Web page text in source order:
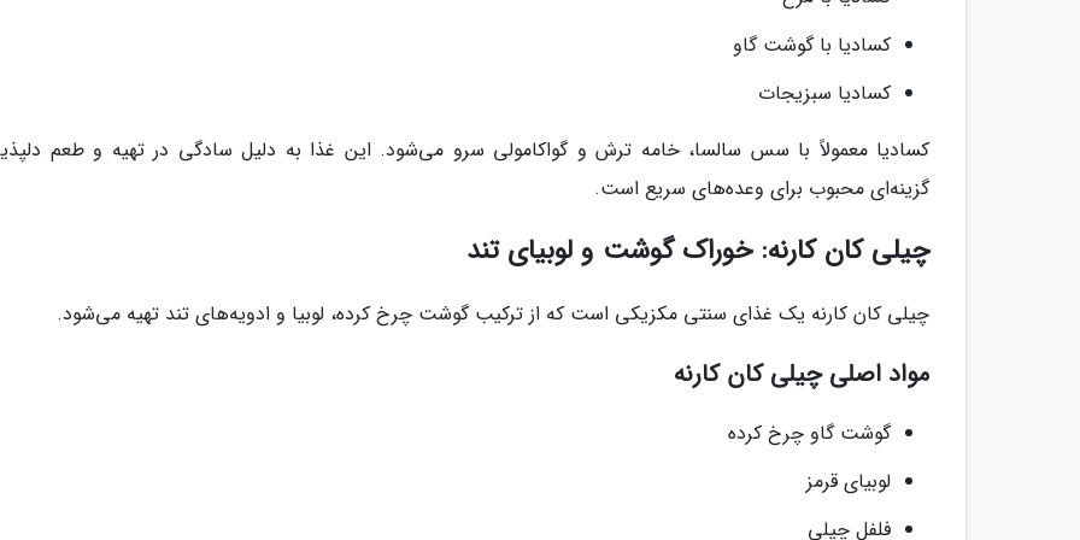
کسادیا با گوشت گاو
کسادیا سبزیجات
کسادیا معمولاً با سس سالسا، خامه ترش و گواکامولی سرو می‌شود. این غذا به دلیل سادگی در تهیه و طعم
گزینه‌ای محبوب برای وعده‌های سریع است.
چیلی کان کارنه: خوراک گوشت و لوبیای تند
چیلی کان کارنه یک غذای سنتی مکزیکی است که از ترکیب گوشت چرخ کرده، لوبیا و ادویه‌های تند تهیه می‌شود.
مواد اصلی چیلی کان کارنه
گوشت گاو چرخ کرده
لوبیای قرمز
فلفل چیلی